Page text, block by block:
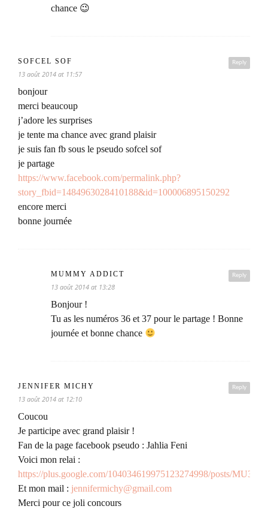
chance 😉
Reply
SOFCEL SOF
13 août 2014 at 11:57
bonjour
merci beaucoup
j’adore les surprises
je tente ma chance avec grand plaisir
je suis fan fb sous le pseudo sofcel sof
je partage
https://www.facebook.com/permalink.php?
story_fbid=1484963028410188&id=100006895150292
encore merci
bonne journée
Reply
MUMMY ADDICT
13 août 2014 at 13:28
Bonjour !
Tu as les numéros 36 et 37 pour le partage ! Bonne
journée et bonne chance
Reply
JENNIFER MICHY
13 août 2014 at 12:10
Coucou
Je participe avec grand plaisir !
Fan de la page facebook pseudo : Jahlia Feni
Voici mon relai :
https://plus.google.com/104034619975123274998/posts/
Et mon mail : jennifermichy@gmail.com
Merci pour ce joli concours